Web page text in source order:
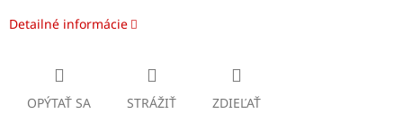
Detailné informácie
OPÝTAŤ SA STRÁŽIŤ ZDIEĽAŤ